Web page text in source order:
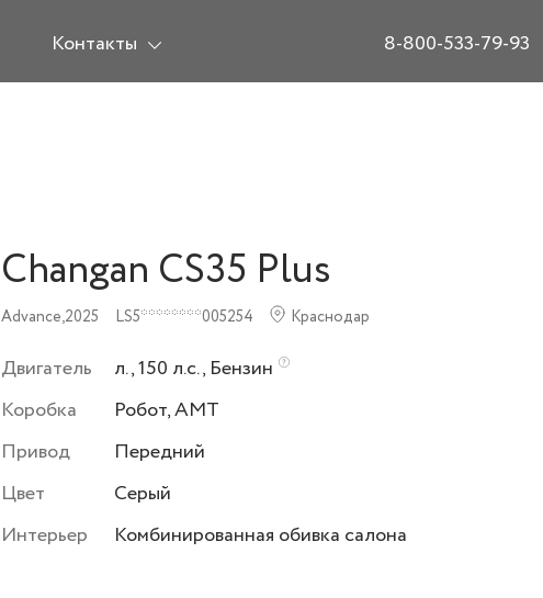
Контакты 8-800-533-79-93
Changan CS35 Plus
Advance,2025 LS5********005254 Краснодар
Двигатель
л., 150 л.с., Бензин
Коробка
Робот, AMT
Привод
Передний
Цвет
Серый
Интерьер
Комбинированная обивка салона